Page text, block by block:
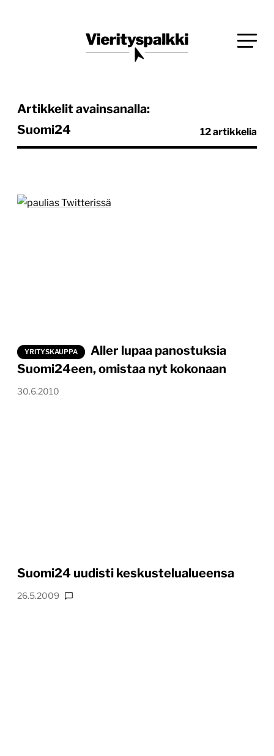
Vierityspalkki.fi
Artikkelit avainsanalla:
Suomi24
12 artikkelia
YRITYSKAUPPA
Aller lupaa panostuksia
Suomi24een, omistaa nyt kokonaan
30.6.2010
Suomi24 uudisti keskustelualueensa
26.5.2009